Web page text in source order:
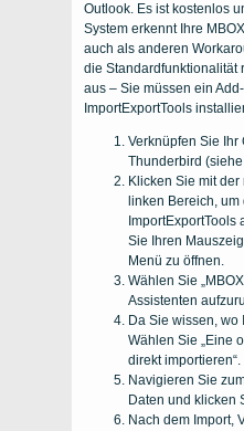
Outlook. Es ist kostenlos
System erkennt Ihre
auch als anderen
die Standardfunktionalität
aus – Sie müssen ein
ImportExportTools
Verknüpfen Sie Ihr
Thunderbird
Klicken Sie mit
linken Bereich,
ImportExportTools
Sie Ihren
Menü zu öffnen.
Wählen Sie
Assistenten
Da Sie wissen, wo
Wählen Sie „Eine
direkt importieren“.
Navigieren Sie
Daten und klicken
Nach dem Import,